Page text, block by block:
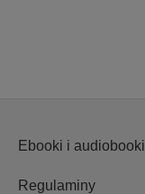
Ebooki i audiobooki
Regulaminy